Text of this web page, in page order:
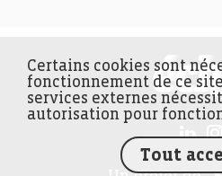
Certains cookies sont
fonctionnement de ce
services externes
autorisation pour
Tout